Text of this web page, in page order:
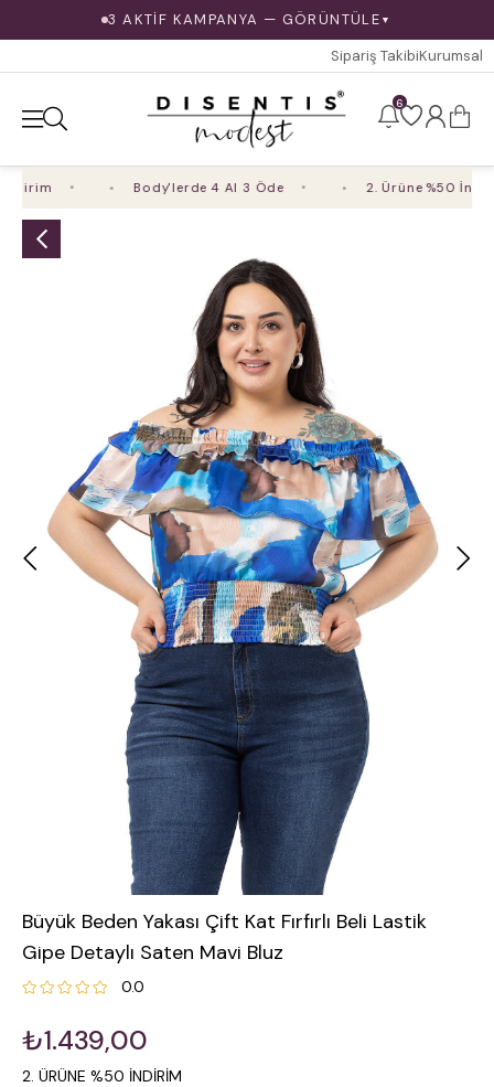
3 AKTİF KAMPANYA — GÖRÜNTÜLE ▼
Sipariş TakibiKurumsal
6
Body'lerde 4 Al 3 Öde 2. Ürüne %50 İndirim
Büyük Beden Yakası Çift Kat Fırfırlı Beli Lastik
Gipe Detaylı Saten Mavi Bluz
0.0
₺1.439,00
2. ÜRÜNE %50 İNDİRİM